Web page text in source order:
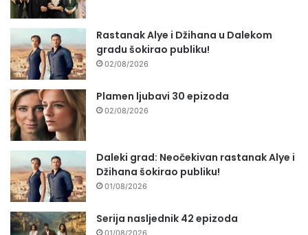
Rastanak Alye i Džihana u Dalekom
gradu šokirao publiku!
02/08/2026
Plamen ljubavi 30 epizoda
02/08/2026
Daleki grad: Neočekivan rastanak Alye i
Džihana šokirao publiku!
01/08/2026
Serija nasljednik 42 epizoda
01/08/2026